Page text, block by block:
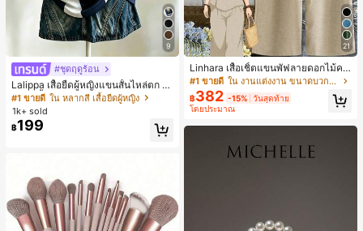
9
#ชุดฤดูร้อน
Lalippa เสื้อยืดผู้หญิงแขนสั้นไหล่ตก ค
อวีปกเสื้อ ลายพิมพ์ดิจิทัลลายทาง สไตล์
สปอร์ตแฟชั่นมินิมอล ของขวัญสำหรับเ
พื่อน
#1 ขายดี ใน หลากสี เสื้อยืดผู้หญิง
1k+ sold
฿199
21
Linhara เสื้อเชิ้ตแขนพัฟลายดอกไม้คอ
ปกไม่สมมาตรสำหรับผู้หญิงไซส์ใหญ่ +
กางเกงลำลองทรงหลวมเอวยางยืด 2 ชิ้
น สำหรับฤดูใบไม้ผลิ/ฤดูร้อน
#1 ขายดี ใน งานแต่งงาน ขนาดบวก Co-Ords
฿382 -15% วันสุดท้าย
โดยประมาณ